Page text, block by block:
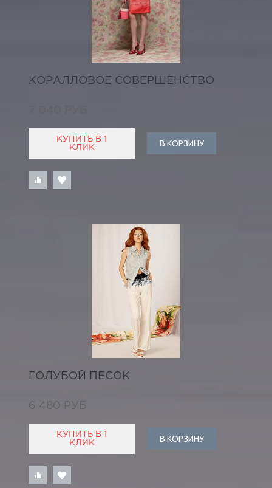
КОРАЛЛОВОЕ СОВЕРШЕНСТВО
КУПИТЬ В 1
КЛИК
В КОРЗИНУ
ГОЛУБОЙ ПЕСОК
6 480 РУБ
КУПИТЬ В 1
КЛИК
В КОРЗИНУ